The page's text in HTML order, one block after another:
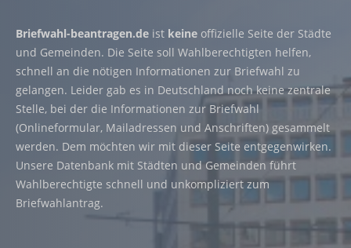
Briefwahl-beantragen.de ist keine offizielle Seite der Städte
und Gemeinden. Die Seite soll Wahlberechtigten helfen,
schnell an die nötigen Informationen zur Briefwahl zu
gelangen. Leider gab es in Deutschland noch keine zentrale
Stelle, bei der die Informationen zur Briefwahl
(Onlineformular, Mailadressen und Anschriften) gesammelt
werden. Dem möchten wir mit dieser Seite entgegenwirken.
Unsere Datenbank mit Städten und Gemeinden führt
Wahlberechtigte schnell und unkompliziert zum
Briefwahlantrag.